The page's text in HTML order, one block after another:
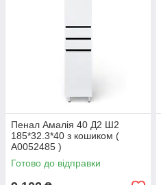
Пенал Амалія 40 Д2 Ш2
185*32.3*40 з кошиком (
А0052485 )
Готово до відправки